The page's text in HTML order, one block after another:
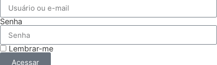
Senha
Lembrar-me
Acessar